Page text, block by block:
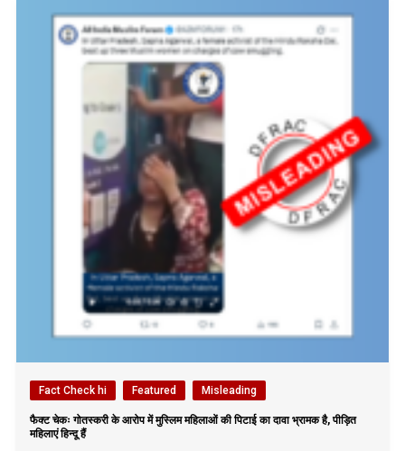
Fact Check hi Featured Misleading
फैक्ट चेकः गोतस्करी के आरोप में मुस्लिम महिलाओं की पिटाई का दावा भ्रामक है, पीड़ित
महिलाएं हिन्दू हैं